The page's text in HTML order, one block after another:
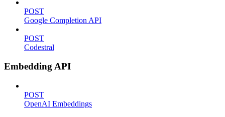
POST
Google Completion API
POST
Codestral
Embedding API
POST
OpenAI Embeddings